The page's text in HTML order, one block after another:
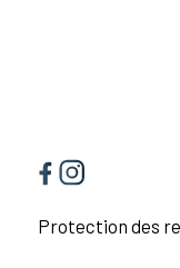
Protection des